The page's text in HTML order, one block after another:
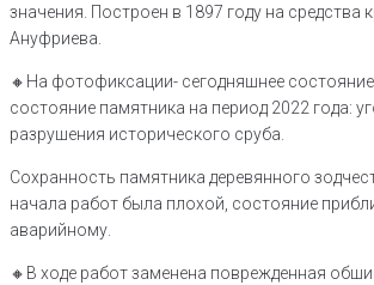
значения. Построен в 1897 году на средства
Ануфриева.
🔸️На фотофиксации- сегодняшнее
состояние памятника на период 2022 года:
разрушения исторического сруба.
Сохранность памятника деревянного
начала работ была плохой, состояние
аварийному.
🔸️В ходе работ заменена поврежденная